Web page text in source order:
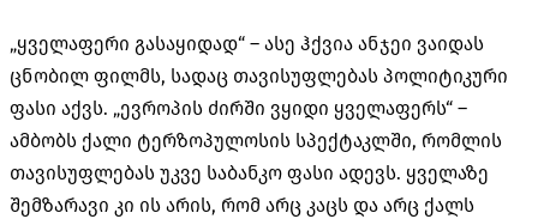
„ყველაფერი გასაყიდად“ – ასე ჰქვია ანჯეი ვაიდას
ცნობილ ფილმს, სადაც თავისუფლებას პოლიტიკური
ფასი აქვს. „ევროპის ძირში ვყიდი ყველაფერს“ –
ამბობს ქალი ტერზოპულოსის სპექტაკლში, რომლის
თავისუფლებას უკვე საბანკო ფასი ადევს. ყველაზე
შემზარავი კი ის არის, რომ არც კაცს და არც ქალს